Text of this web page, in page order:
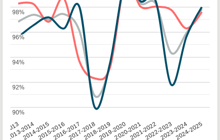
2013
2013-2014
2014-20152015-20162016-20172017-20182018-20192019-20202020-20212021-20222022-20232023-20242024-2025
90%
90%
92%
92%
94%
94%
96%
96%
98%
98%